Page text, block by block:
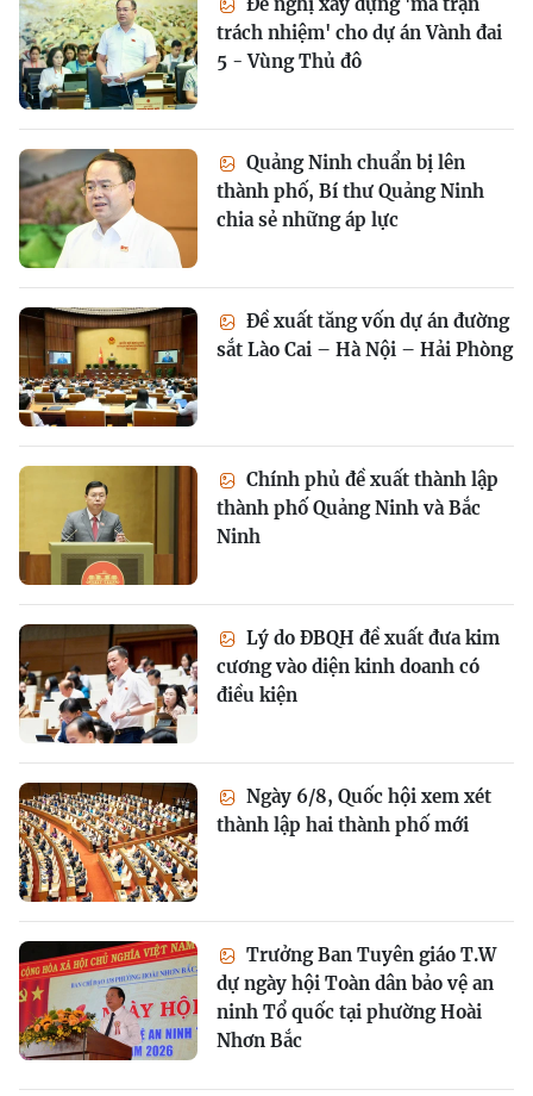
trách nhiệm' cho dự án Vành đai
5 - Vùng Thủ đô
Quảng Ninh chuẩn bị lên
thành phố, Bí thư Quảng Ninh
chia sẻ những áp lực
Đề xuất tăng vốn dự án đường
sắt Lào Cai – Hà Nội – Hải Phòng
Chính phủ đề xuất thành lập
thành phố Quảng Ninh và Bắc
Ninh
Lý do ĐBQH đề xuất đưa kim
cương vào diện kinh doanh có
điều kiện
Ngày 6/8, Quốc hội xem xét
thành lập hai thành phố mới
Trưởng Ban Tuyên giáo T.W
dự ngày hội Toàn dân bảo vệ an
ninh Tổ quốc tại phường Hoài
Nhơn Bắc